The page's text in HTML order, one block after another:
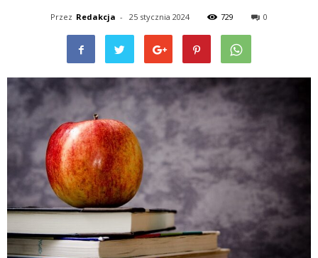
Przez Redakcja - 25 stycznia 2024 729 0